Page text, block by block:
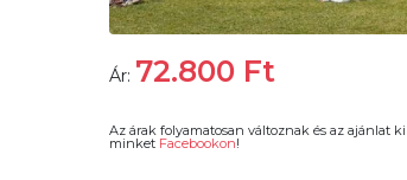
Ár: 72.800 Ft
Az árak folyamatosan változnak és az ajánlat
minket Facebookon!